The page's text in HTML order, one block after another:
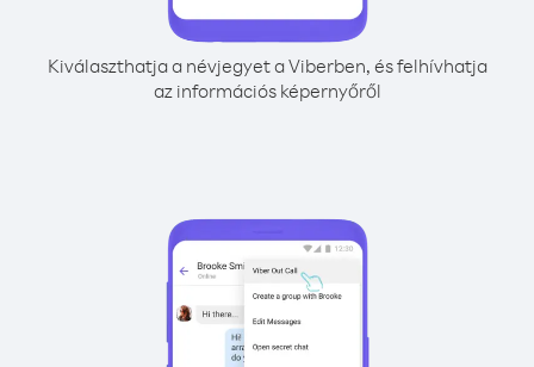
Kiválaszthatja a névjegyet a Viberben, és felhívhatja
az információs képernyőről